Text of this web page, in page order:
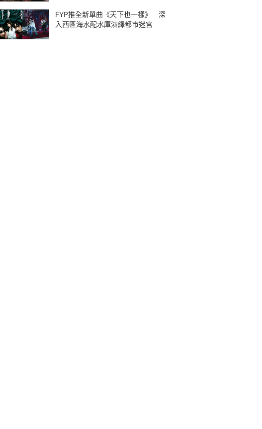
FYP推全新單曲《天下也一樣》 深
入西區海水配水庫演繹都市迷宮